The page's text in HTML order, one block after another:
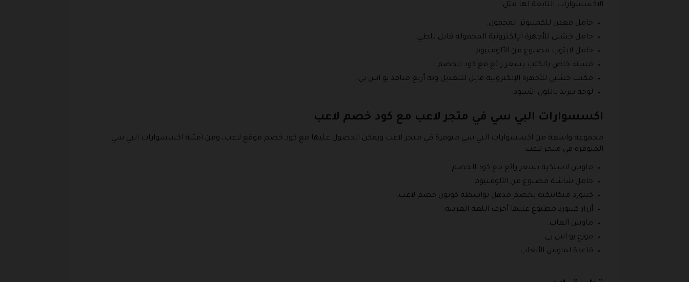
الاكسسوارات التابعة لها مثل:
حامل معدن للكمبيوتر المحمول.
حامل خشبي للأجهزة الإلكترونية المحمولة قابل للطي.
حامل لابتوب مصنوع من الألومنيوم.
مسند خاص بالكتب بسعر رائع مع كود الخصم .
مكتب خشبي للأجهزة الإلكترونية قابل للتعديل وبه أربع منافذ يو اس بي.
لوحة تبريد باللون الأسود.
اكسسوارات البي سي في متجر لاعب مع كود خصم لاعب
مجموعة واسعة من اكسسوارات البي سي متوفرة في متجر لاعب ويمكن الحصول عليها مع كود خصم موقع لاعب، ومن أمثلة اكسسوارات البي سي
المتوفرة في متجر لاعب:
ماوس لاسلكية بسعر رائع مع كود الخصم .
حامل شاشة مصنوع من الألومنيوم.
كيبورد ميكانيكية بخصم مذهل بواسطة كوبون خصم لاعب.
أزرار كيبورد مطبوع عليها أحرف اللغة العربية.
ماوس ألعاب.
موزع يو اس بي.
قاعدة لماوس الألعاب.